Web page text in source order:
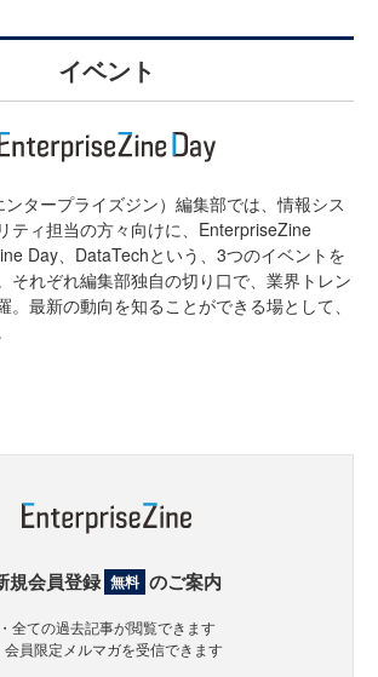
イベント
タープライズジン）編集部では、情報シス
ティ担当の方々向けに、EnterpriseZine
Day、DataTechという、3つのイベントを
それぞれ編集部独自の切り口で、業界トレン
。最新の動向を知ることができる場として、
規会員登録 無料 のご案内
・全ての過去記事が閲覧できます
会員限定メルマガを受信できます